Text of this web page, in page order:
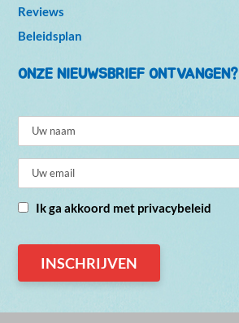
Reviews
Beleidsplan
ONZE NIEUWSBRIEF ONTVANGEN?
Ik ga akkoord met privacybeleid